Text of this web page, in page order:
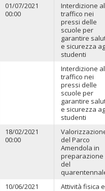
01/07/2021
00:00
Interdizione al
traffico nei
pressi delle
scuole per
garantire
e sicurezza
studenti
Interdizione al
traffico nei
pressi delle
scuole per
garantire
e sicurezza
studenti
18/02/2021
00:00
del Parco
Amendola in
preparazione
del
10/06/2021
Attività fisica e